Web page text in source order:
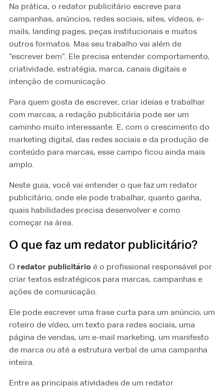
Na prática, o redator publicitário escreve para
campanhas, anúncios, redes sociais, sites, vídeos, e-
mails, landing pages, peças institucionais e muitos
outros formatos. Mas seu trabalho vai além de
“escrever bem”. Ele precisa entender comportamento,
criatividade, estratégia, marca, canais digitais e
intenção de comunicação.
Para quem gosta de escrever, criar ideias e trabalhar
com marcas, a redação publicitária pode ser um
caminho muito interessante. E, com o crescimento do
marketing digital, das redes sociais e da produção de
conteúdo para marcas, esse campo ficou ainda mais
amplo.
Neste guia, você vai entender o que faz um redator
publicitário, onde ele pode trabalhar, quanto ganha,
quais habilidades precisa desenvolver e como
começar na área.
O que faz um redator publicitário?
O redator publicitário é o profissional responsável por
criar textos estratégicos para marcas, campanhas e
ações de comunicação.
Ele pode escrever uma frase curta para um anúncio, um
roteiro de vídeo, um texto para redes sociais, uma
página de vendas, um e-mail marketing, um manifesto
de marca ou até a estrutura verbal de uma campanha
inteira.
Entre as principais atividades de um redator